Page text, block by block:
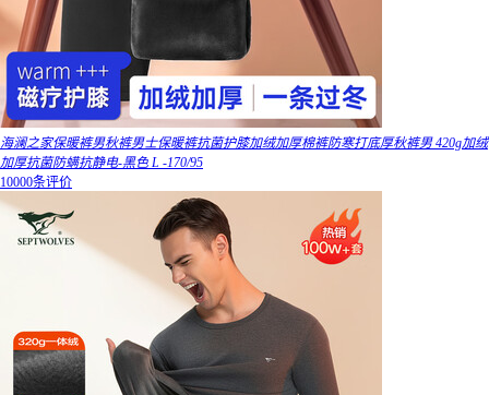
海澜之家保暖裤男秋裤男士保暖裤抗菌护膝加绒加厚棉裤防寒打底厚秋裤男 420g加绒
加厚抗菌防螨抗静电-黑色 L -170/95
10000条评价